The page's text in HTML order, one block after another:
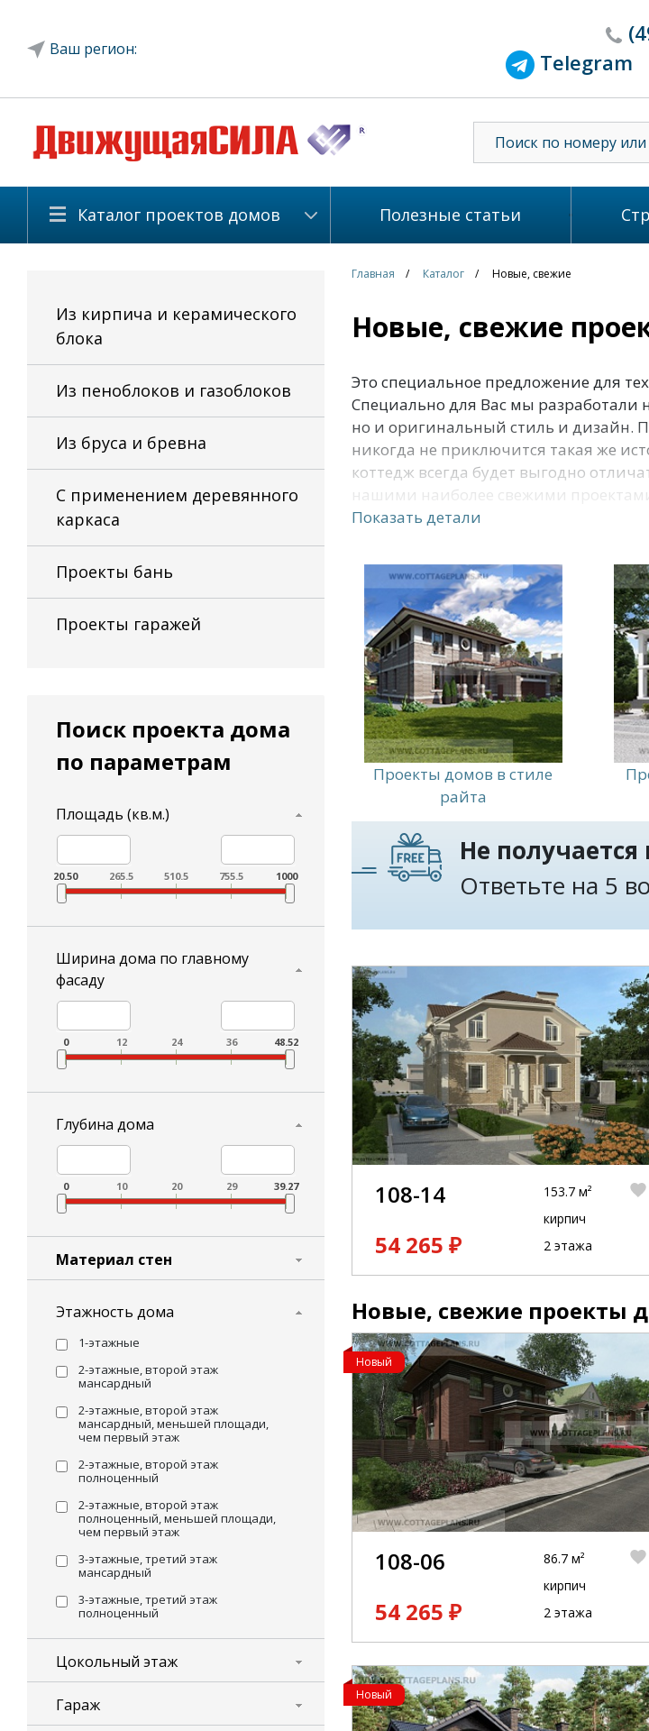
Ваш регион:
Telegram
Каталог проектов домов Полезные статьи
Из кирпича и керамического
блока
Из пеноблоков и газоблоков
Из бруса и бревна
С применением деревянного
каркаса
Проекты бань
Проекты гаражей
Поиск проекта дома
по параметрам
Площадь (кв.м.)
20.50 265.5 510.5 755.5 1000
Ширина дома по главному
фасаду
0 12 24 36 48.52
Глубина дома
0 10 20 29 39.27
Материал стен
Этажность дома
1-этажные
2-этажные, второй этаж
мансардный
2-этажные, второй этаж
мансардный, меньшей площади,
чем первый этаж
2-этажные, второй этаж
полноценный
2-этажные, второй этаж
полноценный, меньшей площади,
чем первый этаж
3-этажные, третий этаж
мансардный
3-этажные, третий этаж
полноценный
Цокольный этаж
Гараж
Главная Каталог Новые, свежие
Новые, свежие
Это специальное предложение для
Специально для Вас мы разработали
но и оригинальный стиль и дизайн.
никогда не приключится такая же
коттедж всегда будет выгодно
нашими наиболее свежими
Показать детали
Проекты домов в стиле
райта
Не
Ответьте на 5
108-14
54 265 ₽
153.7 м²
кирпич
2 этажа
Новые, свежие проекты
Новый
108-06
54 265 ₽
86.7 м²
кирпич
2 этажа
Новый